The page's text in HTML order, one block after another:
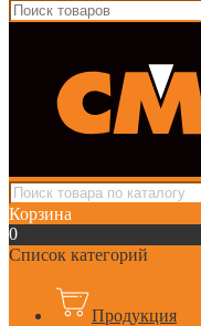
Корзина
0
Список категорий
Продукция